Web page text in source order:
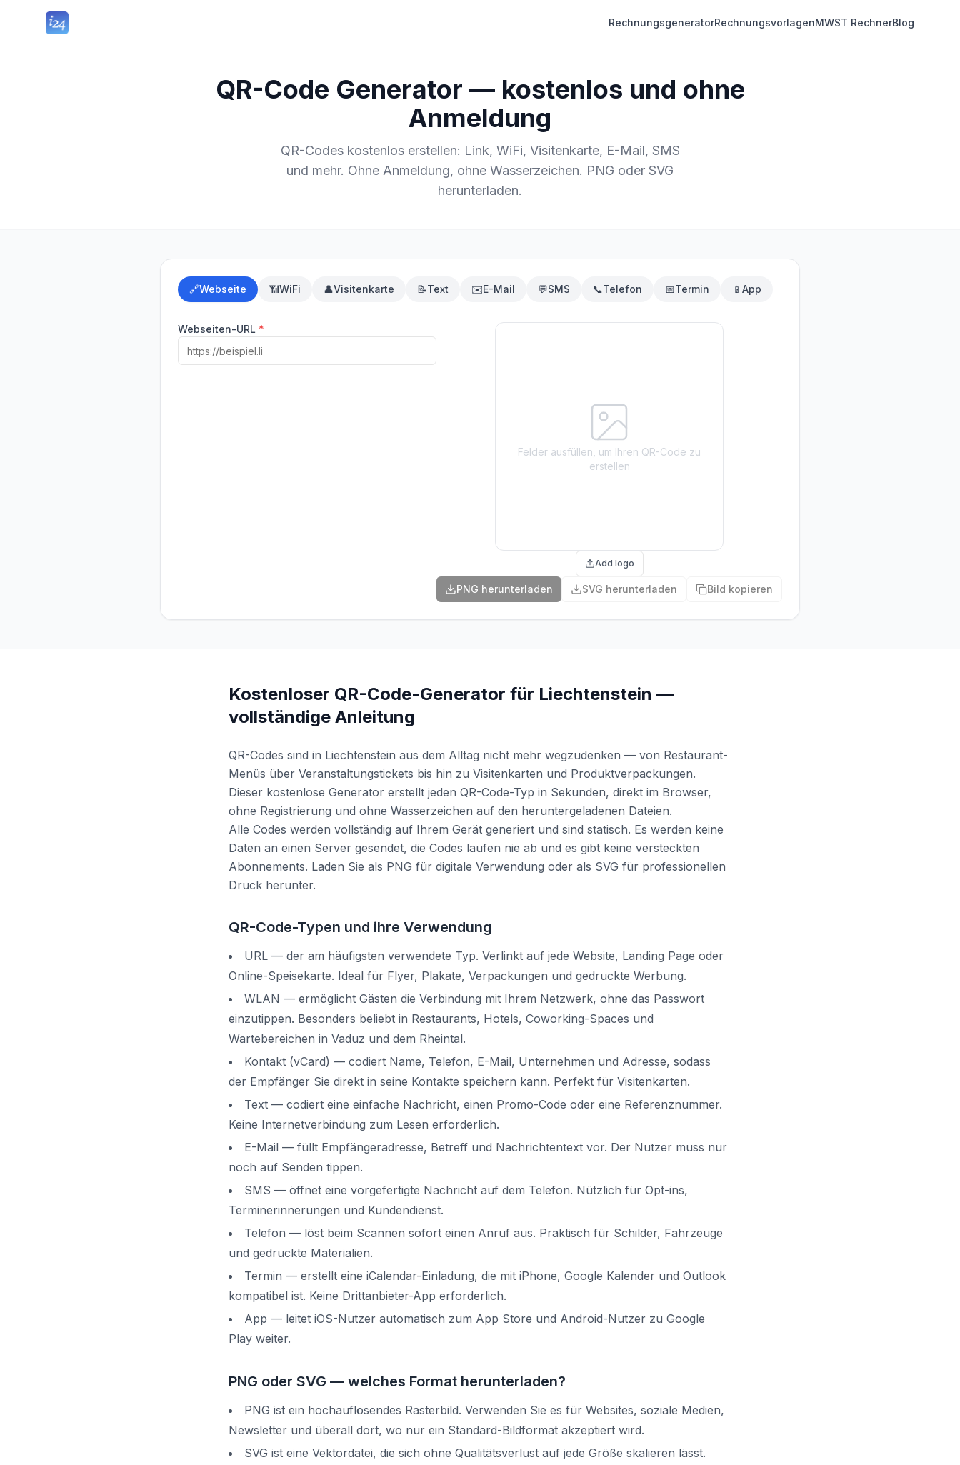
RechnungsgeneratorRechnungsvorlagenMWST RechnerBlog
QR-Code Generator — kostenlos und ohne
Anmeldung
QR-Codes kostenlos erstellen: Link, WiFi, Visitenkarte, E-Mail, SMS
und mehr. Ohne Anmeldung, ohne Wasserzeichen. PNG oder SVG
herunterladen.
🔗Webseite 📶WiFi 👤Visitenkarte 📝Text ✉️E-Mail 💬SMS 📞Telefon 📅Termin 📱 App
Webseiten-URL *
Felder ausfüllen, um Ihren QR-Code zu
erstellen
Add logo
PNG herunterladen SVG herunterladen Bild kopieren
Kostenloser QR-Code-Generator für Liechtenstein —
vollständige Anleitung
QR-Codes sind in Liechtenstein aus dem Alltag nicht mehr wegzudenken — von Restaurant-
Menüs über Veranstaltungstickets bis hin zu Visitenkarten und Produktverpackungen.
Dieser kostenlose Generator erstellt jeden QR-Code-Typ in Sekunden, direkt im Browser,
ohne Registrierung und ohne Wasserzeichen auf den heruntergeladenen Dateien.
Alle Codes werden vollständig auf Ihrem Gerät generiert und sind statisch. Es werden keine
Daten an einen Server gesendet, die Codes laufen nie ab und es gibt keine versteckten
Abonnements. Laden Sie als PNG für digitale Verwendung oder als SVG für professionellen
Druck herunter.
QR-Code-Typen und ihre Verwendung
URL — der am häufigsten verwendete Typ. Verlinkt auf jede Website, Landing Page oder
Online-Speisekarte. Ideal für Flyer, Plakate, Verpackungen und gedruckte Werbung.
WLAN — ermöglicht Gästen die Verbindung mit Ihrem Netzwerk, ohne das Passwort
einzutippen. Besonders beliebt in Restaurants, Hotels, Coworking-Spaces und
Wartebereichen in Vaduz und dem Rheintal.
Kontakt (vCard) — codiert Name, Telefon, E-Mail, Unternehmen und Adresse, sodass
der Empfänger Sie direkt in seine Kontakte speichern kann. Perfekt für Visitenkarten.
Text — codiert eine einfache Nachricht, einen Promo-Code oder eine Referenznummer.
Keine Internetverbindung zum Lesen erforderlich.
E-Mail — füllt Empfängeradresse, Betreff und Nachrichtentext vor. Der Nutzer muss nur
noch auf Senden tippen.
SMS — öffnet eine vorgefertigte Nachricht auf dem Telefon. Nützlich für Opt-ins,
Terminerinnerungen und Kundendienst.
Telefon — löst beim Scannen sofort einen Anruf aus. Praktisch für Schilder, Fahrzeuge
und gedruckte Materialien.
Termin — erstellt eine iCalendar-Einladung, die mit iPhone, Google Kalender und Outlook
kompatibel ist. Keine Drittanbieter-App erforderlich.
App — leitet iOS-Nutzer automatisch zum App Store und Android-Nutzer zu Google
Play weiter.
PNG oder SVG — welches Format herunterladen?
PNG ist ein hochauflösendes Rasterbild. Verwenden Sie es für Websites, soziale Medien,
Newsletter und überall dort, wo nur ein Standard-Bildformat akzeptiert wird.
SVG ist eine Vektordatei, die sich ohne Qualitätsverlust auf jede Größe skalieren lässt.